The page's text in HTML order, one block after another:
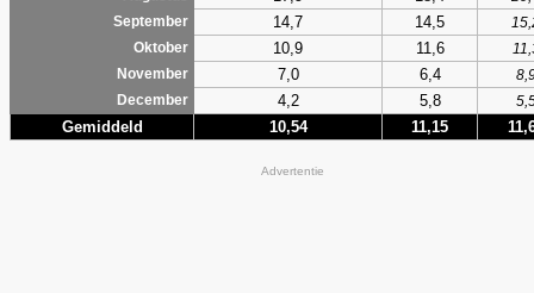
September
14,7 14,5
Oktober
10,9 11,6
November
7,0 6,4
December
4,2 5,8
Gemiddeld 10,54 11,15
Advertentie